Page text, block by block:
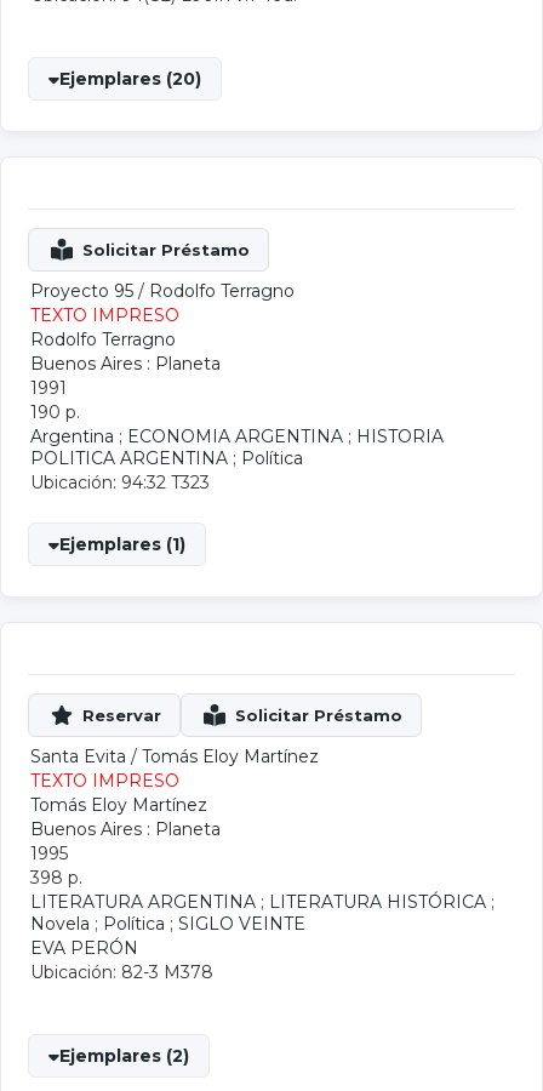
Ejemplares (20)
Proyecto 95 / Rodolfo Terragno
TEXTO IMPRESO
Rodolfo Terragno
Buenos Aires : Planeta
1991
190 p.
Argentina ; ECONOMIA ARGENTINA ; HISTORIA
POLITICA ARGENTINA ; Política
Ubicación: 94:32 T323
Ejemplares (1)
Santa Evita / Tomás Eloy Martínez
TEXTO IMPRESO
Tomás Eloy Martínez
Buenos Aires : Planeta
1995
398 p.
LITERATURA ARGENTINA ; LITERATURA HISTÓRICA ;
Novela ; Política ; SIGLO VEINTE
EVA PERÓN
Ubicación: 82-3 M378
Ejemplares (2)